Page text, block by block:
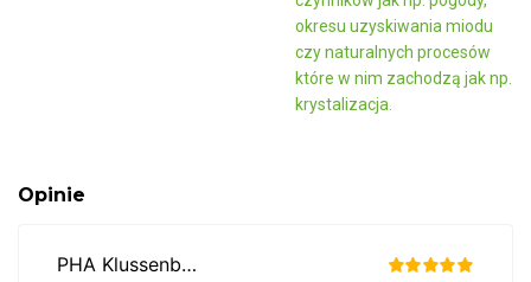
okresu uzyskiwania miodu
czy naturalnych procesów
które w nim zachodzą jak np.
krystalizacja.
Opinie